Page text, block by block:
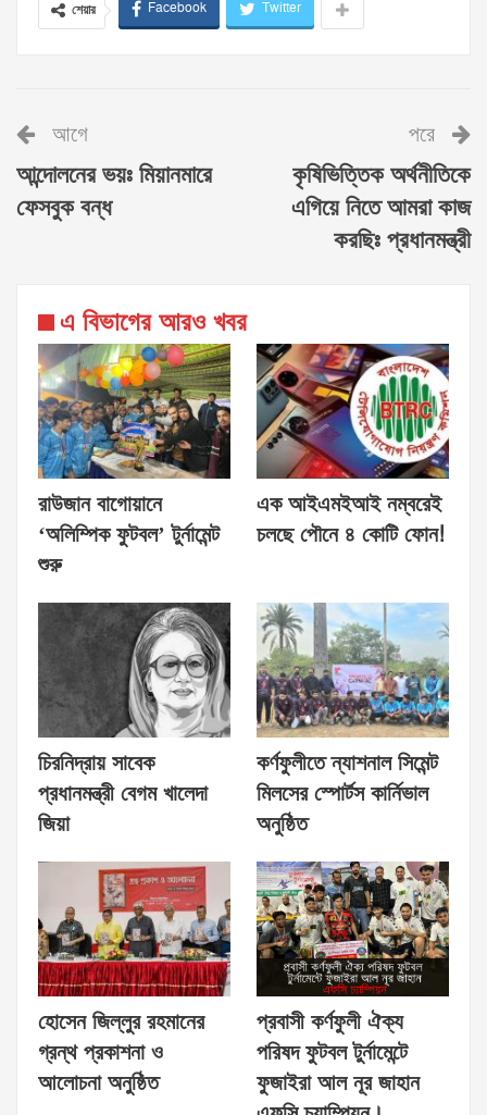
শেয়ার Facebook Twitter
আগে
আন্দোলনের ভয়ঃ মিয়ানমারে
ফেসবুক বন্ধ
পরে
কৃষিভিত্তিক অর্থনীতিকে
এগিয়ে নিতে আমরা কাজ
করছিঃ প্রধানমন্ত্রী
এ বিভাগের আরও খবর
রাউজান বাগোয়ানে
‘অলিম্পিক ফুটবল’ টুর্নামেন্ট
শুরু
এক আইএমইআই নম্বরেই
চলছে পৌনে ৪ কোটি ফোন!
চিরনিদ্রায় সাবেক
প্রধানমন্ত্রী বেগম খালেদা
জিয়া
কর্ণফুলীতে ন্যাশনাল সিমেন্ট
মিলসের স্পোর্টস কার্নিভাল
অনুষ্ঠিত
হোসেন জিল্লুর রহমানের
গ্রন্থ প্রকাশনা ও
আলোচনা অনুষ্ঠিত
প্রবাসী কর্ণফুলী ঐক্য
পরিষদ ফুটবল টুর্নামেন্টে
ফুজাইরা আল নূর জাহান